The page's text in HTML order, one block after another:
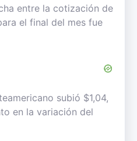
entre la cotización de
el final del mes fue
subió $1,04,
en la variación del